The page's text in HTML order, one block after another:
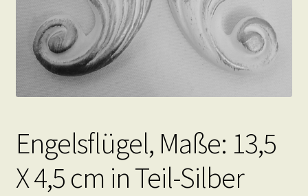
Engelsflügel, Maße: 13,5
X 4,5 cm in Teil-Silber